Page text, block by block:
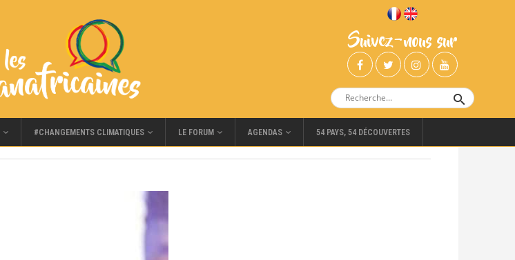
Suivez-nous sur
#CHANGEMENTS CLIMATIQUES LE FORUM AGENDAS 54 PAYS, 54 DÉCOUVERTES